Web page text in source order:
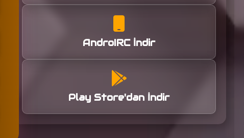
AndroIRC İndir
Play Store'dan İndir